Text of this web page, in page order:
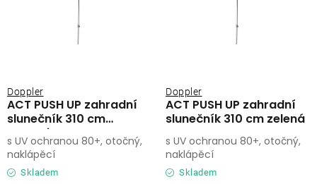
ACT PUSH UP zahradní
slunečník 310 cm
antracit
Doppler
Skladem
s UV ochranou 80+, otočný,
naklápěcí
ACT PUSH UP zahradní
slunečník 310 cm zelená
Doppler
Skladem
s UV ochranou 80+, otočný,
naklápěcí